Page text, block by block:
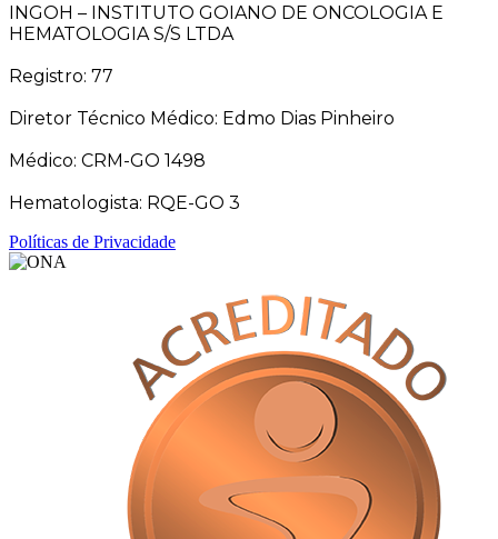
INGOH – INSTITUTO GOIANO DE ONCOLOGIA E
HEMATOLOGIA S/S LTDA
Registro: 77
Diretor Técnico Médico: Edmo Dias Pinheiro
Médico: CRM-GO 1498
Hematologista: RQE-GO 3
Políticas de Privacidade